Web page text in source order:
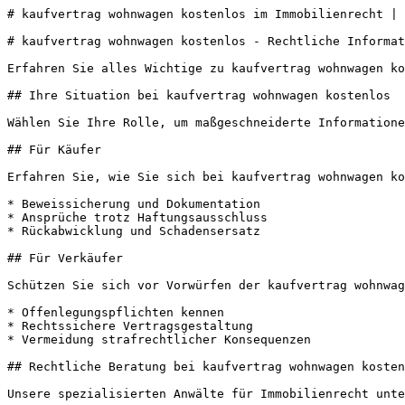
# kaufvertrag wohnwagen kostenlos im
# kaufvertrag wohnwagen kostenlos - Rechtliche
Erfahren Sie alles Wichtige zu kaufvertrag
## Ihre Situation bei kaufvertrag wohnwagen kostenlos
Wählen Sie Ihre Rolle, um maßgeschneiderte
## Für Käufer
Erfahren Sie, wie Sie sich bei kaufvertrag wohnwagen
* Beweissicherung und Dokumentation
* Ansprüche trotz Haftungsausschluss
* Rückabwicklung und Schadensersatz
## Für Verkäufer
Schützen Sie sich vor Vorwürfen der kaufvertrag
* Offenlegungspflichten kennen
* Rechtssichere Vertragsgestaltung
* Vermeidung strafrechtlicher Konsequenzen
## Rechtliche Beratung bei kaufvertrag wohnwagen
Unsere spezialisierten Anwälte für Immobilienrecht